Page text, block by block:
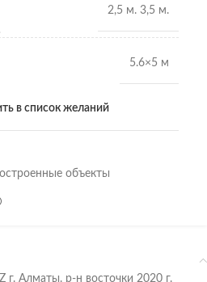
2,5 м. 3,5 м.
5.6×5 м
в список желаний
объекты
Алматы. р-н восточки 2020 г.